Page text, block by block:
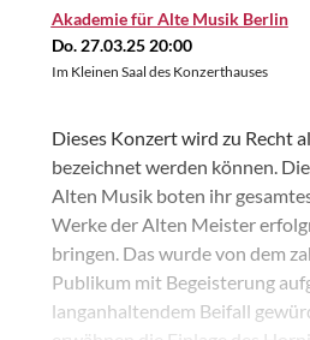
Akademie für Alte Musik Berlin
Do. 27.03.25 20:00
Im Kleinen Saal des Konzerthauses
Dieses Konzert wird zu Recht
bezeichnet werden können.
Alten Musik boten ihr
Werke der Alten Meister
bringen. Das wurde von dem
Publikum mit Begeisterung
langanhaltendem Beifall